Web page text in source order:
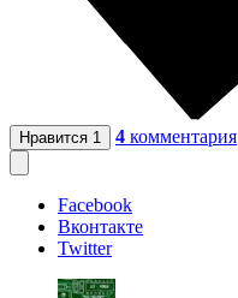
Нравится 1 4 комментария
Facebook
Вконтакте
Twitter